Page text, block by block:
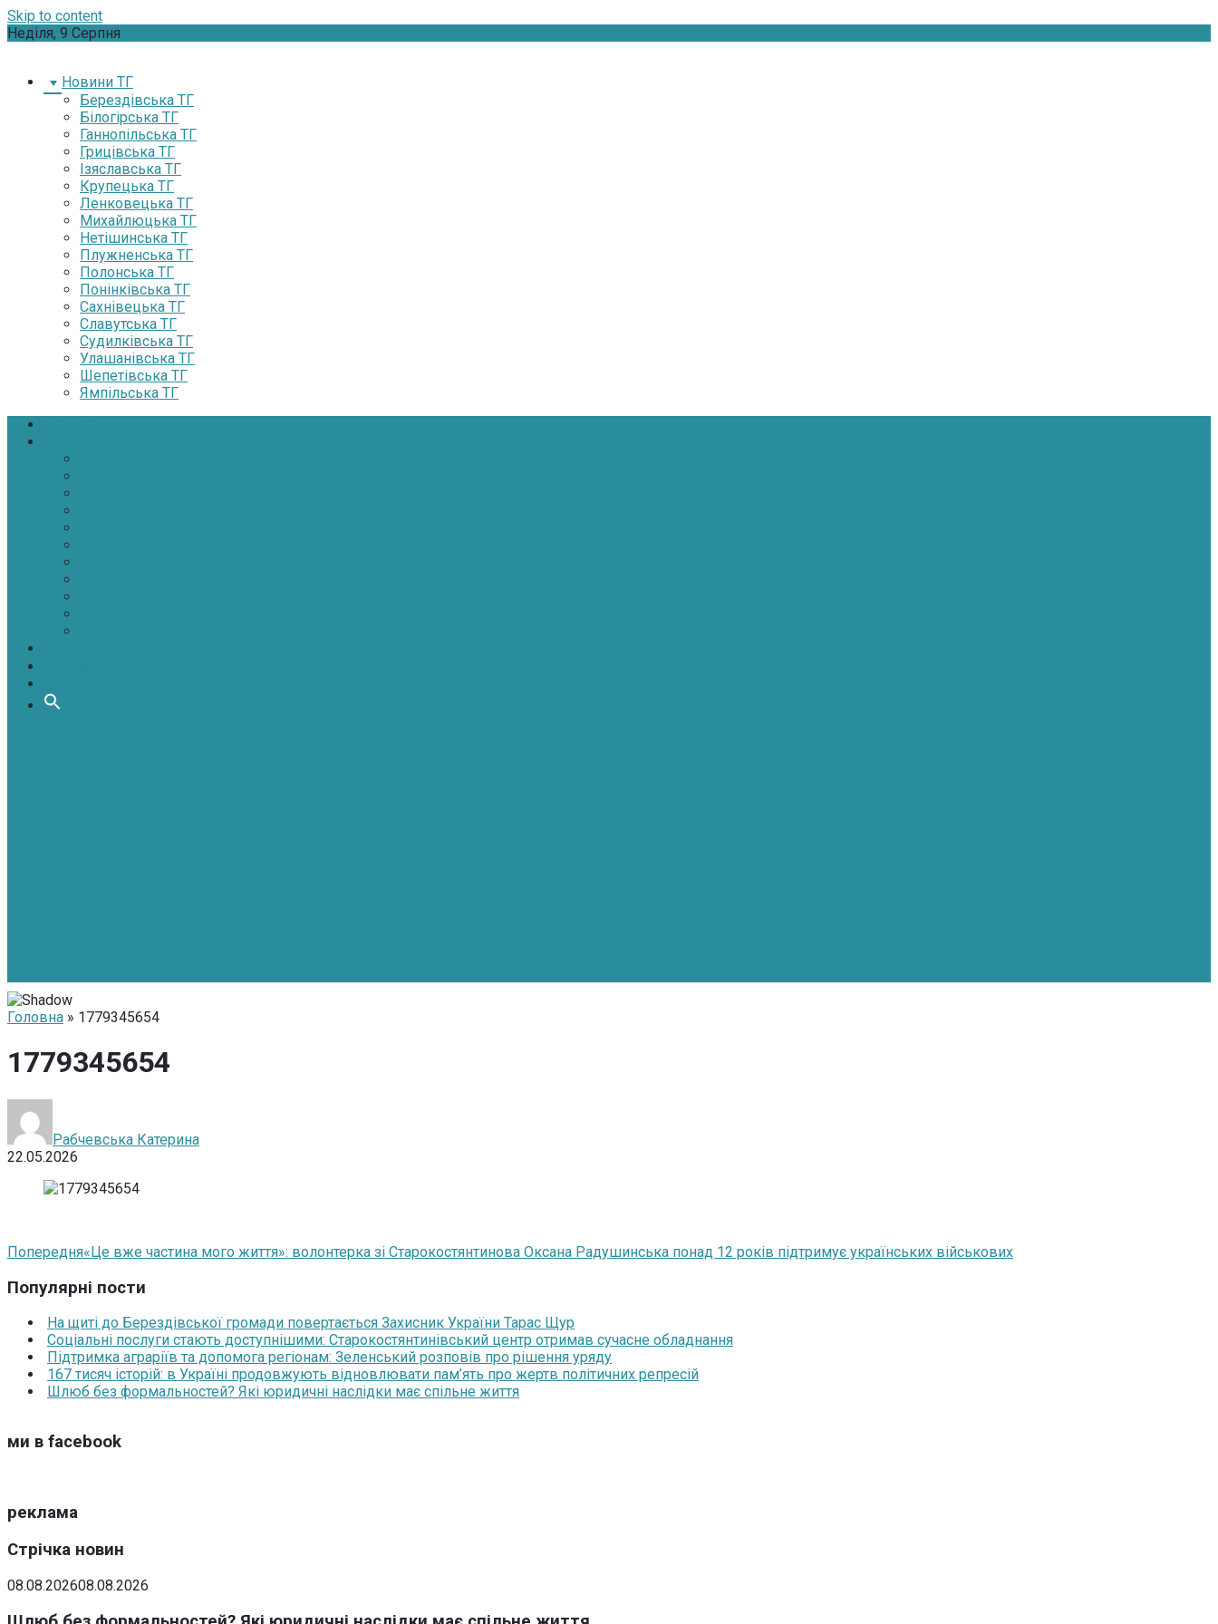
Skip to content
Неділя, 9 Серпня
Новини ТГ
Берездівська ТГ
Білогірська ТГ
Ганнопільська ТГ
Грицівська ТГ
Ізяславська ТГ
Крупецька ТГ
Ленковецька ТГ
Михайлюцька ТГ
Нетішинська ТГ
Плужненська ТГ
Полонська ТГ
Понінківська ТГ
Сахнівецька ТГ
Славутська ТГ
Судилківська ТГ
Улашанівська ТГ
Шепетівська ТГ
Ямпільська ТГ
Головна » 1779345654
1779345654
Рабчевська Катерина
22.05.2026
Попередня«Це вже частина мого життя»: волонтерка зі Старокостянтинова Оксана Радушинська понад 12 років підтримує українських військових
Популярні пости
На щиті до Берездівської громади повертається Захисник України Тарас Щур
Соціальні послуги стають доступнішими: Старокостянтинівський центр отримав сучасне обладнання
Підтримка аграріїв та допомога регіонам: Зеленський розповів про рішення уряду
167 тисяч історій: в Україні продовжують відновлювати пам’ять про жертв політичних репресій
Шлюб без формальностей? Які юридичні наслідки має спільне життя
ми в facebook
реклама
Стрічка новин
08.08.202608.08.2026